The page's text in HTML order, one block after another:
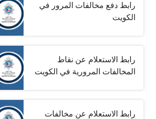
رابط دفع مخالفات المرور في
الكويت
رابط الاستعلام عن نقاط
المخالفات المرورية في الكويت
رابط الاستعلام عن مخالفات